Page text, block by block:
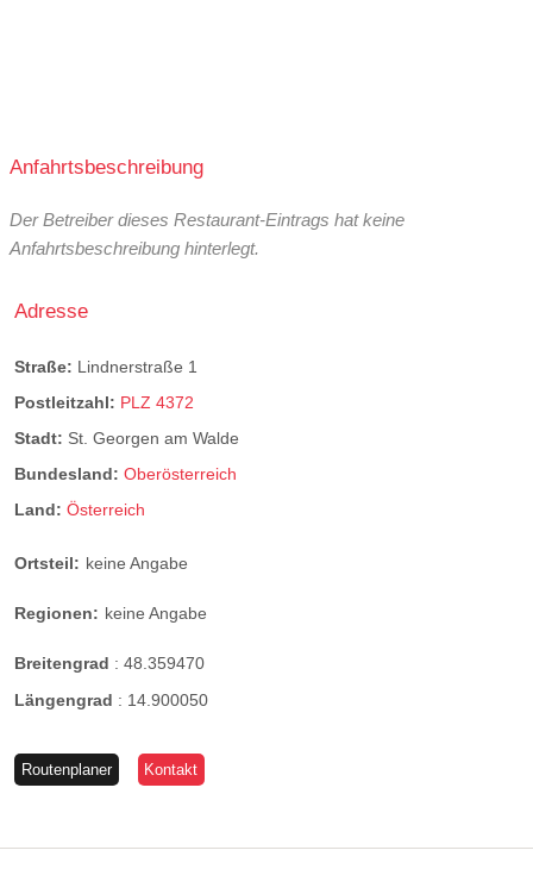
Anfahrtsbeschreibung
Der Betreiber dieses Restaurant-Eintrags hat keine
Anfahrtsbeschreibung hinterlegt.
Adresse
Straße: Lindnerstraße 1
Postleitzahl: PLZ 4372
Stadt: St. Georgen am Walde
Bundesland: Oberösterreich
Land: Österreich
Ortsteil: keine Angabe
Regionen: keine Angabe
Breitengrad : 48.359470
Längengrad : 14.900050
Routenplaner Kontakt